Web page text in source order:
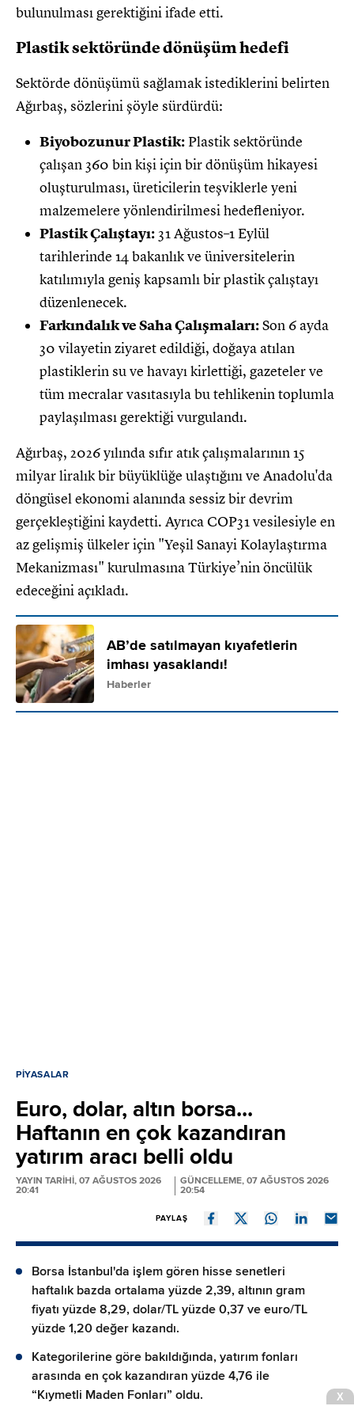
bulunulması gerektiğini ifade etti.
Plastik sektöründe dönüşüm hedefi
Sektörde dönüşümü sağlamak istediklerini belirten
Ağırbaş, sözlerini şöyle sürdürdü:
Biyobozunur Plastik: Plastik sektöründe
çalışan 360 bin kişi için bir dönüşüm hikayesi
oluşturulması, üreticilerin teşviklerle yeni
malzemelere yönlendirilmesi hedefleniyor.
Plastik Çalıştayı: 31 Ağustos–1 Eylül
tarihlerinde 14 bakanlık ve üniversitelerin
katılımıyla geniş kapsamlı bir plastik çalıştayı
düzenlenecek.
Farkındalık ve Saha Çalışmaları:Son 6 ayda
30 vilayetin ziyaret edildiği, doğaya atılan
plastiklerin su ve havayı kirlettiği, gazeteler ve
tüm mecralar vasıtasıyla bu tehlikenin toplumla
paylaşılması gerektiği vurgulandı.
Ağırbaş, 2026 yılında sıfır atık çalışmalarının 15
milyar liralık bir büyüklüğe ulaştığını ve Anadolu'da
döngüsel ekonomi alanında sessiz bir devrim
gerçekleştiğini kaydetti. Ayrıca COP31 vesilesiyle en
az gelişmiş ülkeler için "Yeşil Sanayi Kolaylaştırma
Mekanizması" kurulmasına Türkiye’nin öncülük
edeceğini açıkladı.
AB’de satılmayan kıyafetlerin
imhası yasaklandı!
Haberler
PIYASALAR
Euro, dolar, altın borsa...
Haftanın en çok kazandıran
yatırım aracı belli oldu
YAYIN TARİHİ, 07 AĞUSTOS 2026
20:41
GÜNCELLEME, 07 AĞUSTOS 2026
20:54
PAYLAŞ
Borsa İstanbul'da işlem gören hisse senetleri
haftalık bazda ortalama yüzde 2,39, altının gram
fiyatı yüzde 8,29, dolar/TL yüzde 0,37 ve euro/TL
yüzde 1,20 değer kazandı.
Kategorilerine göre bakıldığında, yatırım fonları
arasında en çok kazandıran yüzde 4,76 ile
“Kıymetli Maden Fonları” oldu.
X